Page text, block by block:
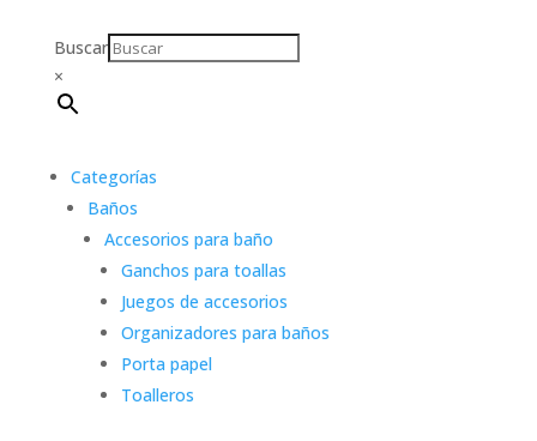
Buscar
×
Categorías
Baños
Accesorios para baño
Ganchos para toallas
Juegos de accesorios
Organizadores para baños
Porta papel
Toalleros